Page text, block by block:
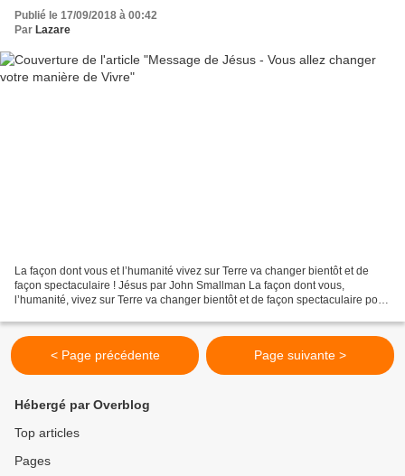
Publié le 17/09/2018 à 00:42
Par Lazare
La façon dont vous et l’humanité vivez sur Terre va changer bientôt et de
façon spectaculaire ! Jésus par John Smallman La façon dont vous,
l’humanité, vivez sur Terre va changer bientôt et de façon spectaculaire pour
< Page précédente Page suivante >
Hébergé par Overblog
Top articles
Pages